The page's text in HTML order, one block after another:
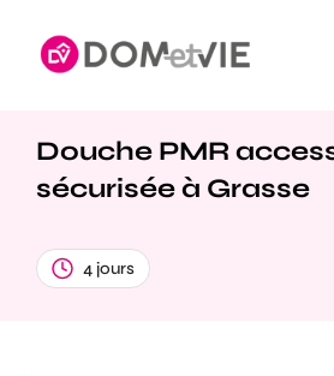
Douche PMR
sécurisée à Grasse
4 jours